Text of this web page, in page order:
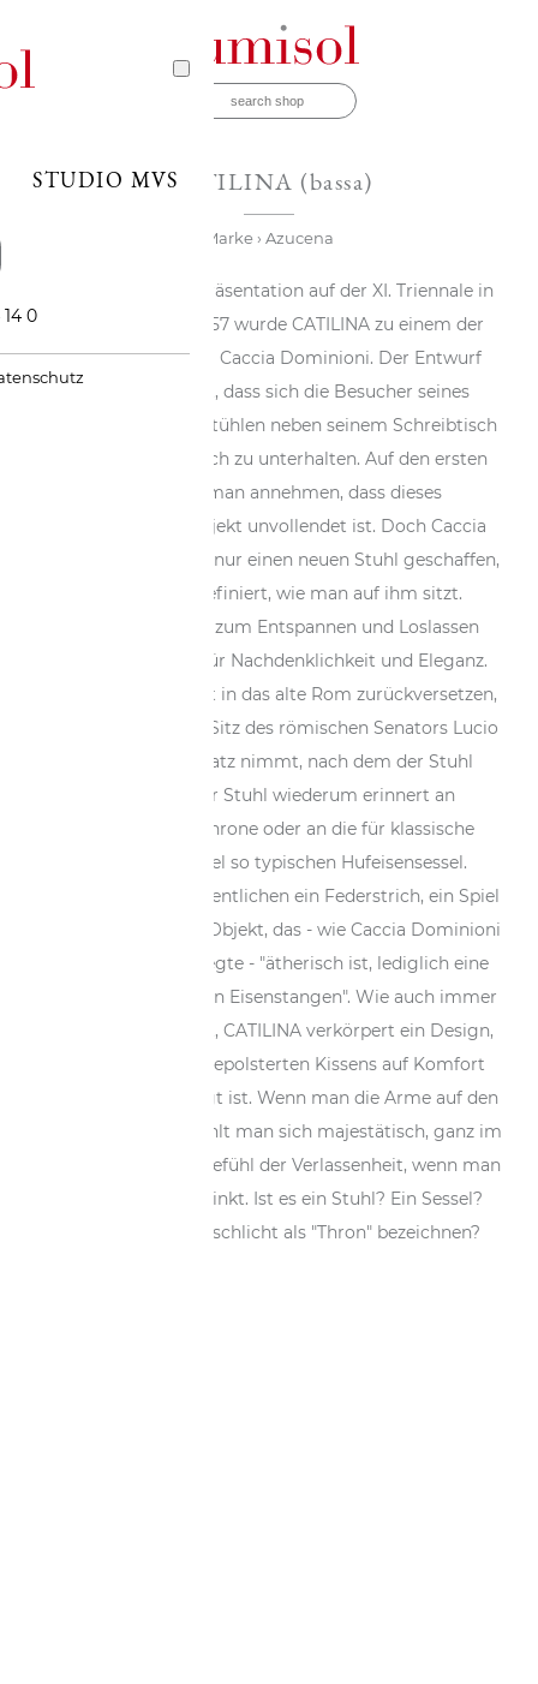
STUDIO MVS
0
CATILINA (bassa)
Marke› Azucena
Seit seiner ersten Präsentation auf der XI. Triennale in
Mailand im Jahr 1957 wurde CATILINA zu einem der
Klassiker von Luigi Caccia Dominioni. Der Entwurf
gefiel ihm so gut, dass sich die Besucher seines
Ateliers auf diesen Stühlen neben seinem Schreibtisch
niederließen, um sich zu unterhalten. Auf den ersten
Blick könnte man annehmen, dass dieses
ungewöhnliche Objekt unvollendet ist. Doch Caccia
Dominioni hat nicht nur einen neuen Stuhl geschaffen,
sondern auch definiert, wie man auf ihm sitzt.
CATILINA ist nicht zum Entspannen und Loslassen
gedacht, sondern für Nachdenklichkeit und Eleganz.
Man könnte sich fast in das alte Rom zurückversetzen,
wenn man auf dem Sitz des römischen Senators Lucio
Sergio Catilina Platz nimmt, nach dem der Stuhl
benannt ist. Der Stuhl wiederum erinnert an
mittelalterliche Throne oder an die für klassische
chinesische Möbel so typischen Hufeisensessel.
CATILINA ist im Wesentlichen ein Federstrich, ein Spiel
mit den Kurven, ein Objekt, das - wie Caccia Dominioni
selbst zu sagen pflegte - "ätherisch ist, lediglich eine
Reihe von gebogenen Eisenstangen". Wie auch immer
man es interpretiert, CATILINA verkörpert ein Design,
das dank des gut gepolsterten Kissens auf Komfort
und Würde ausgelegt ist. Wenn man die Arme auf den
oberen Rand legt, fühlt man sich majestätisch, ganz im
Gegensatz zu dem Gefühl der Verlassenheit, wenn man
in ein Sofa zurücksinkt. Ist es ein Stuhl? Ein Sessel?
Oder sollen wir es schlicht als "Thron" bezeichnen?